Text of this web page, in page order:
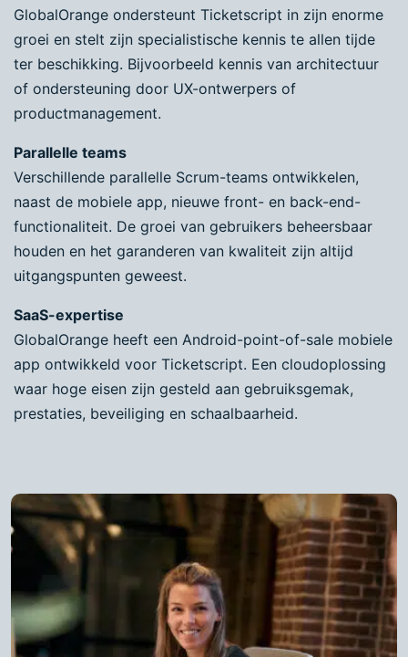
GlobalOrange ondersteunt Ticketscript in zijn enorme
groei en stelt zijn specialistische kennis te allen tijde
ter beschikking. Bijvoorbeeld kennis van architectuur
of ondersteuning door UX-ontwerpers of
productmanagement.
Parallelle teams
Verschillende parallelle Scrum-teams ontwikkelen,
naast de mobiele app, nieuwe front- en back-end-
functionaliteit. De groei van gebruikers beheersbaar
houden en het garanderen van kwaliteit zijn altijd
uitgangspunten geweest.
SaaS-expertise
GlobalOrange heeft een Android-point-of-sale mobiele
app ontwikkeld voor Ticketscript. Een cloudoplossing
waar hoge eisen zijn gesteld aan gebruiksgemak,
prestaties, beveiliging en schaalbaarheid.